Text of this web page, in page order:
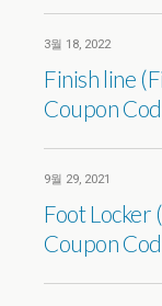
3월 18, 2022
Finish line
Coupon
9월 29, 2021
Foot Locker
Coupon